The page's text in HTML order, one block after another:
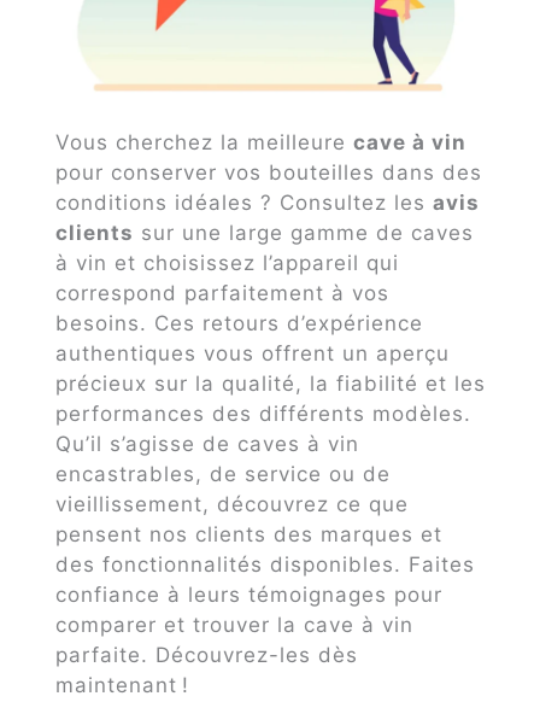
Vous cherchez la meilleure cave à vin
pour conserver vos bouteilles dans des
conditions idéales ? Consultez les avis
clients sur une large gamme de caves
à vin et choisissez l’appareil qui
correspond parfaitement à vos
besoins. Ces retours d’expérience
authentiques vous offrent un aperçu
précieux sur la qualité, la fiabilité et les
performances des différents modèles.
Qu’il s’agisse de caves à vin
encastrables, de service ou de
vieillissement, découvrez ce que
pensent nos clients des marques et
des fonctionnalités disponibles. Faites
confiance à leurs témoignages pour
comparer et trouver la cave à vin
parfaite. Découvrez-les dès
maintenant !